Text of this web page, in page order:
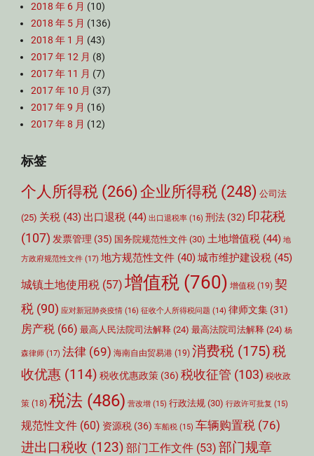
2018 年 6 月 (10)
2018 年 5 月 (136)
2018 年 1 月 (43)
2017 年 12 月 (8)
2017 年 11 月 (7)
2017 年 10 月 (37)
2017 年 9 月 (16)
2017 年 8 月 (12)
标签
个人所得税 (266) 企业所得税 (248) 公司法
(25) 关税 (43) 出口退税 (44) 出口退税率 (16) 刑法 (32) 印花税
(107) 发票管理 (35) 国务院规范性文件 (30) 土地增值税 (44) 地
方政府规范性文件 (17) 地方规范性文件 (40)城市维护建设税 (45)
城镇土地使用税 (57) 增值税 (760) 增值税 (19) 契
税 (90) 应对新冠肺炎疫情 (16) 征收个人所得税问题 (14) 律师文集 (31)
房产税 (66) 最高人民法院司法解释 (24) 最高法院司法解释 (24) 杨
森律师 (17) 法律 (69) 海南自由贸易港 (19) 消费税 (175)税
收优惠 (114) 税收优惠政策 (36) 税收征管 (103) 税收政
策 (18) 税法 (486) 营改增 (15) 行政法规 (30) 行政许可批复 (15)
规范性文件 (60) 资源税 (36) 车船税 (15) 车辆购置税 (76)
进出口税收 (123) 部门工作文件 (53) 部门规章